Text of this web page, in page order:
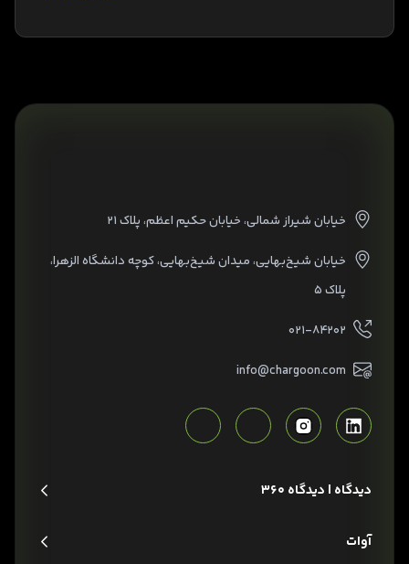
خیابان شیراز شمالی، خیابان حکیم اعظم، پلاک ۲۱
خیابان شیخ‌بهایی، میدان شیخ‌بهایی، کوچه دانشگاه الزهرا،
پلاک ۵
۰۲۱-۸۴۲۰۲
info@chargoon.com
دیدگاه | دیدگاه 360
آوات